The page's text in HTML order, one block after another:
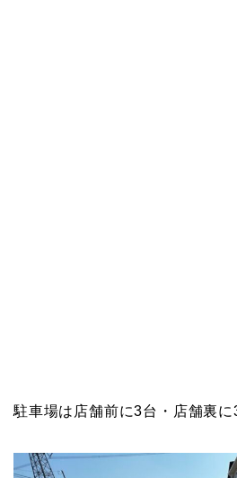
駐車場は店舗前に3台・店舗裏に